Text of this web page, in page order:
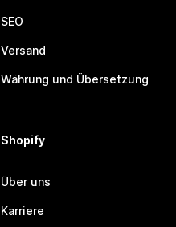
SEO
Versand
Währung und Übersetzung
Shopify
Über uns
Karriere